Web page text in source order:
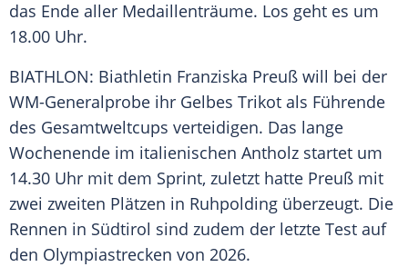
das Ende aller Medaillenträume. Los geht es um
18.00 Uhr.
BIATHLON: Biathletin Franziska Preuß will bei der
WM-Generalprobe ihr Gelbes Trikot als Führende
des Gesamtweltcups verteidigen. Das lange
Wochenende im italienischen Antholz startet um
14.30 Uhr mit dem Sprint, zuletzt hatte Preuß mit
zwei zweiten Plätzen in Ruhpolding überzeugt. Die
Rennen in Südtirol sind zudem der letzte Test auf
den Olympiastrecken von 2026.